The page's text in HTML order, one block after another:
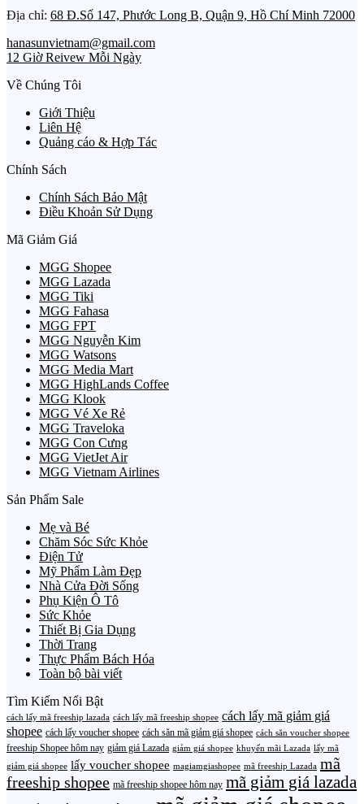
Địa chỉ: 68 Đ.Số 147, Phước Long B, Quận 9, Hồ Chí Minh 72000
hanasunvietnam@gmail.com
12 Giờ Reivew Mỗi Ngày
Về Chúng Tôi
Giới Thiệu
Liên Hệ
Quảng cáo & Hợp Tác
Chính Sách
Chính Sách Bảo Mật
Điều Khoản Sử Dụng
Mã Giảm Giá
MGG Shopee
MGG Lazada
MGG Tiki
MGG Fahasa
MGG FPT
MGG Nguyễn Kim
MGG Watsons
MGG Media Mart
MGG HighLands Coffee
MGG Klook
MGG Vé Xe Rẻ
MGG Traveloka
MGG Con Cưng
MGG VietJet Air
MGG Vietnam Airlines
Sản Phẩm Sale
Mẹ và Bé
Chăm Sóc Sức Khỏe
Điện Tử
Mỹ Phẩm Làm Đẹp
Nhà Cửa Đời Sống
Phụ Kiện Ô Tô
Sức Khỏe
Thiết Bị Gia Dụng
Thời Trang
Thực Phẩm Bách Hóa
Toàn bộ bài viết
Tìm Kiếm Nổi Bật
cách lấy mã freeship lazada cách lấy mã freeship shopee cách lấy mã giảm giá
shopee cách lấy voucher shopee cách săn mã giảm giá shopee cách săn voucher shopee
freeship Shopee hôm nay giảm giá Lazada giảm giá shopee khuyến mãi Lazada lấy mã
giảm giá shopee lấy voucher shopee magiamgiashopee mã freeship Lazada mã
freeship shopee mã freeship shopee hôm nay mã giảm giá lazada